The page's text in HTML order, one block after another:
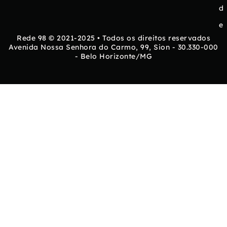
d
e
Rede 98 © 2021-2025 • Todos os direitos reservados
Avenida Nossa Senhora do Carmo, 99, Sion - 30.330-000
- Belo Horizonte/MG